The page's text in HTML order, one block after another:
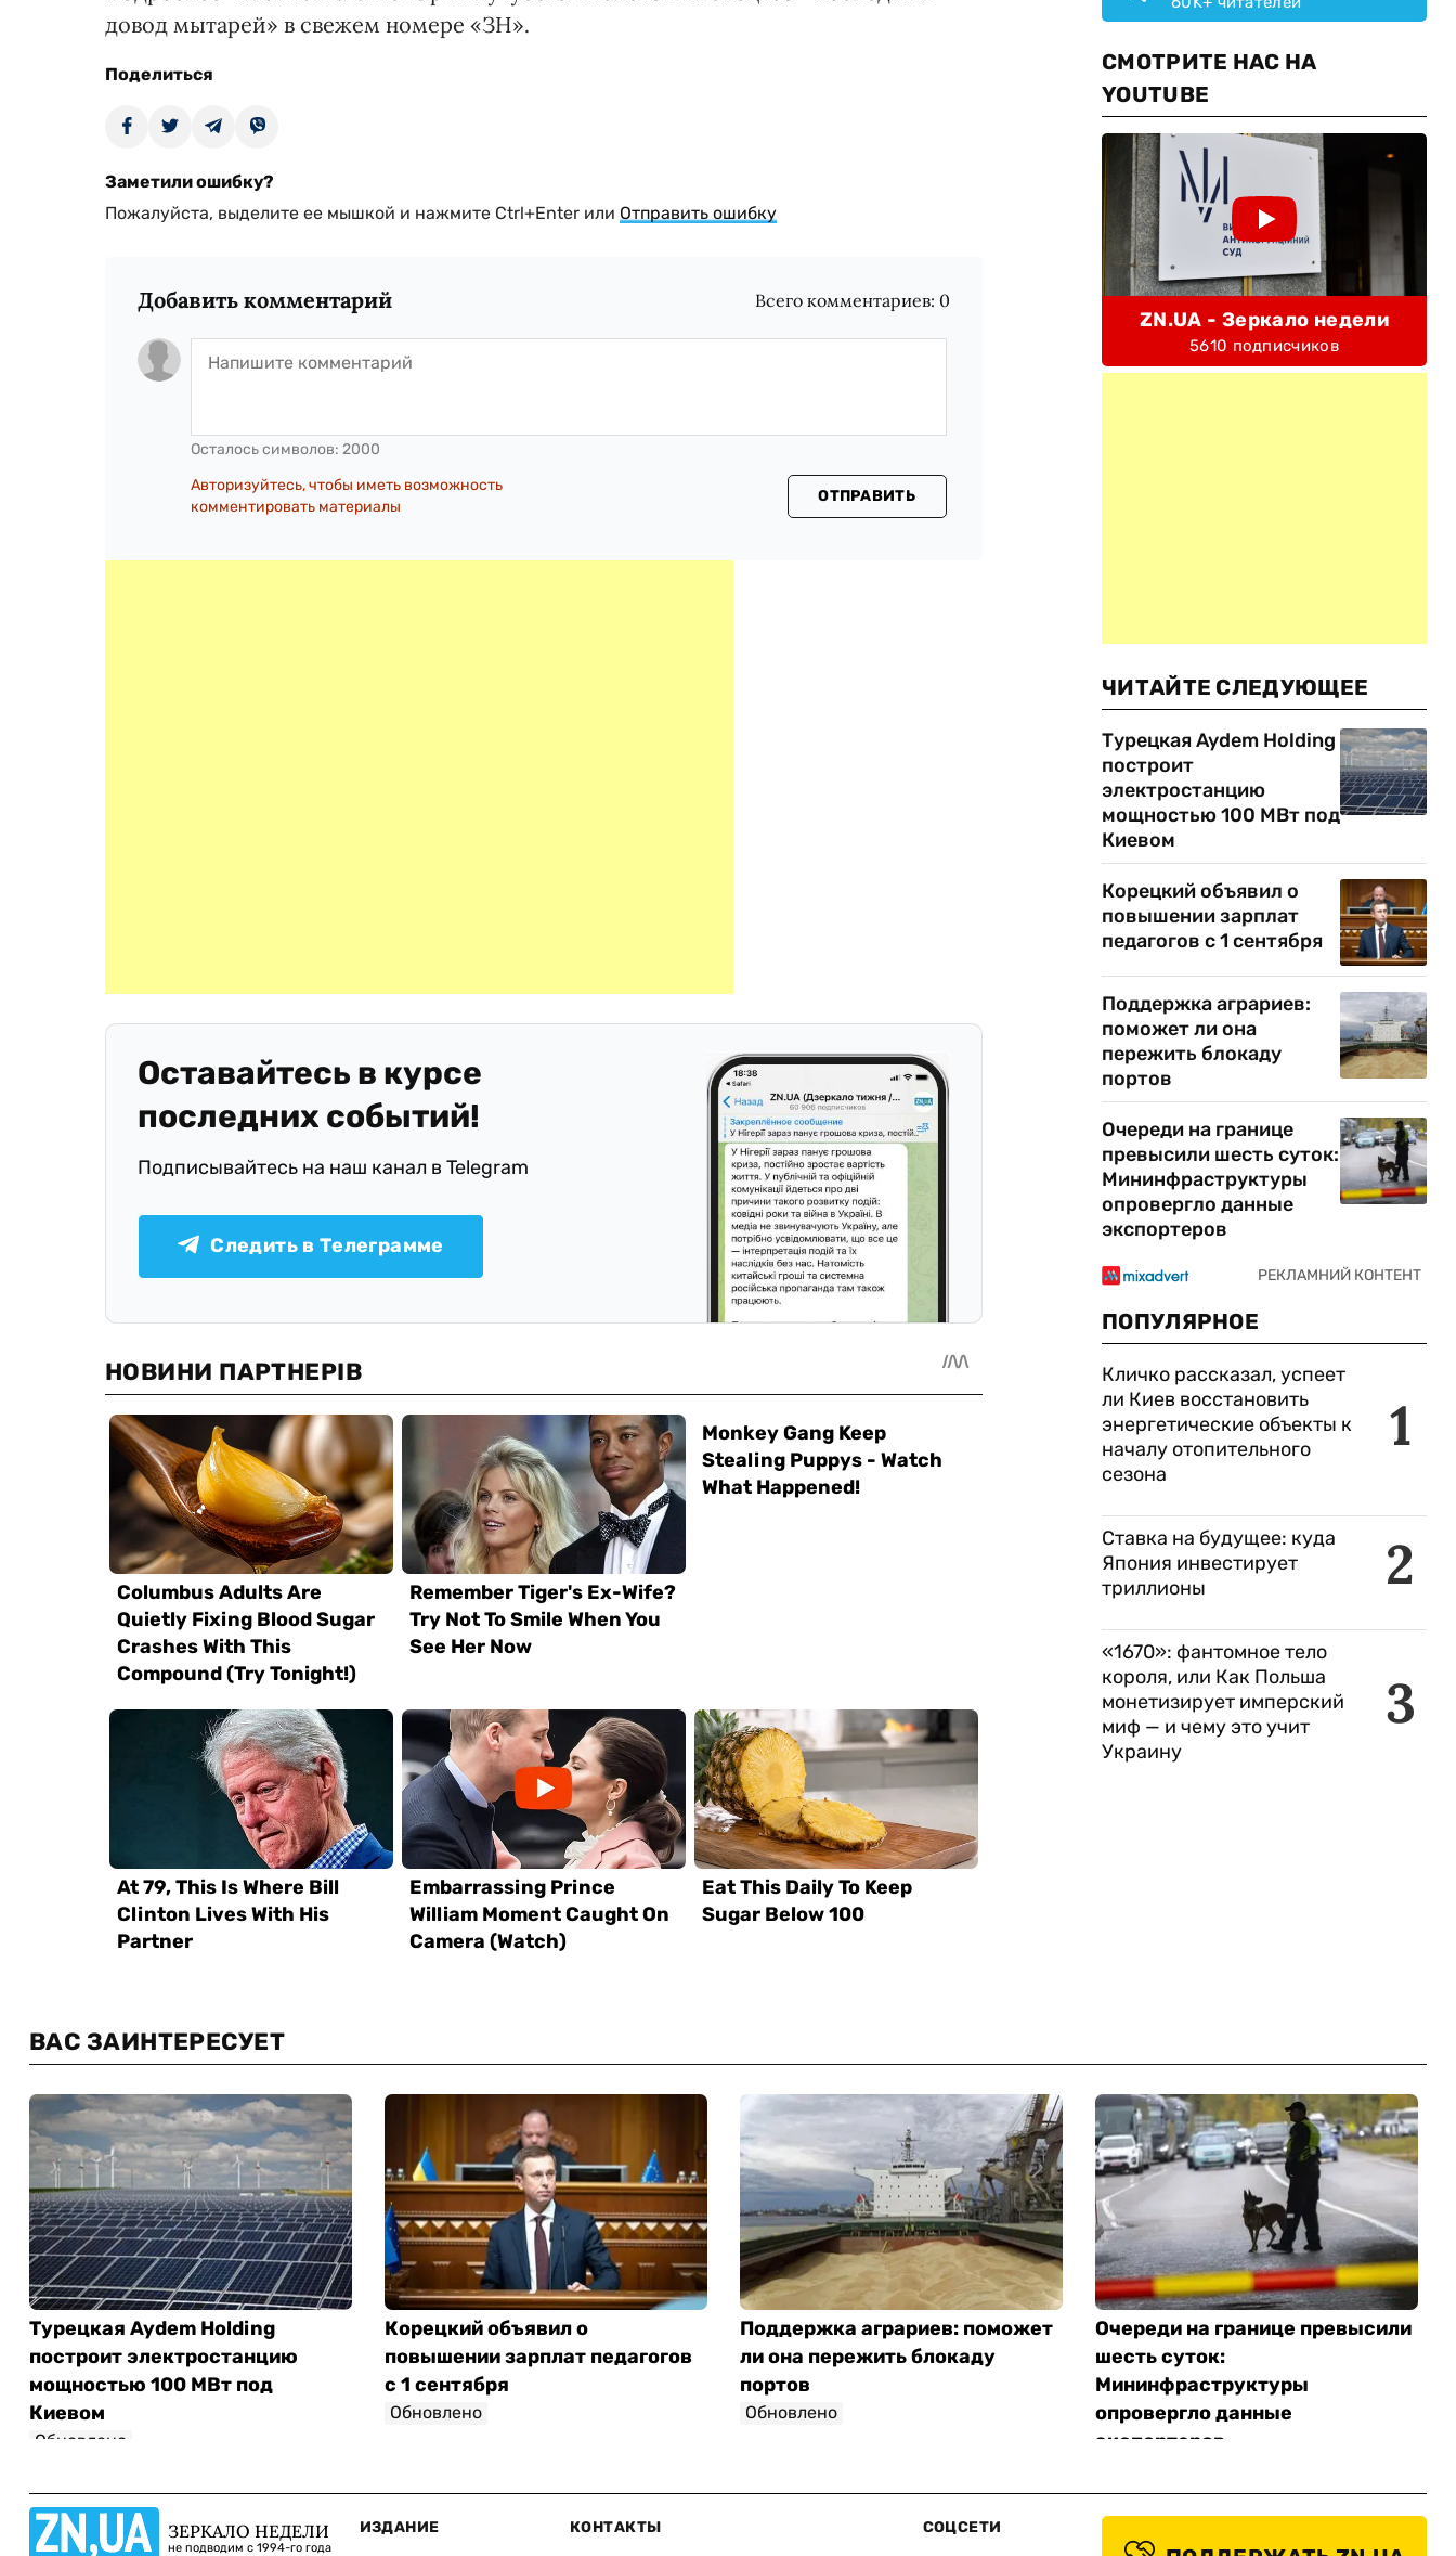
довод мытарей» в свежем номере «ЗН».
Поделиться
Заметили ошибку?
Пожалуйста, выделите ее мышкой и нажмите Ctrl+Enter или Отправить ошибку
Добавить комментарий Всего комментариев: 0
Осталось символов: 2000
Авторизуйтесь, чтобы иметь возможность
комментировать материалы
ОТПРАВИТЬ
Оставайтесь в курсе
последних событий!
Подписывайтесь на наш канал в Telegram
Следить в Телеграмме
СМОТРИТЕ НАС НА
YOUTUBE
ZN.UA - Зеркало недели
5610 подписчиков
ЧИТАЙТЕ СЛЕДУЮЩЕЕ
Турецкая Aydem Holding
построит
электростанцию
мощностью 100 МВт под
Киевом
Корецкий объявил о
повышении зарплат
педагогов с 1 сентября
Поддержка аграриев:
поможет ли она
пережить блокаду
портов
Очереди на границе
превысили шесть суток:
Мининфраструктуры
опровергло данные
экспортеров
ПОПУЛЯРНОЕ
1
Кличко рассказал, успеет
ли Киев восстановить
энергетические объекты к
началу отопительного
сезона
2
Ставка на будущее: куда
Япония инвестирует
триллионы
3
«1670»: фантомное тело
короля, или Как Польша
монетизирует имперский
миф — и чему это учит
Украину
ВАС ЗАИНТЕРЕСУЕТ
Турецкая Aydem Holding
построит электростанцию
мощностью 100 МВт под
Киевом
Обновлено
Корецкий объявил о
повышении зарплат педагогов
с 1 сентября
Обновлено
Поддержка аграриев: поможет
ли она пережить блокаду
портов
Обновлено
Очереди на границе превысили
шесть суток:
Мининфраструктуры
опровергло данные
экспортеров
ЗЕРКАЛО НЕДЕЛИ
не подводим с 1994-го года
ИЗДАНИЕ КОНТАКТЫ СОЦСЕТИ